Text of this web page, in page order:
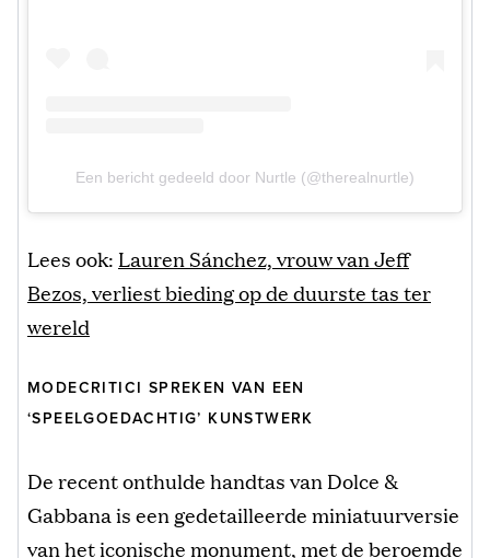
Een bericht gedeeld door Nurtle (@therealnurtle)
Lees ook: Lauren Sánchez, vrouw van Jeff
Bezos, verliest bieding op de duurste tas ter
wereld
MODECRITICI SPREKEN VAN EEN
‘SPEELGOEDACHTIG’ KUNSTWERK
De recent onthulde handtas van Dolce &
Gabbana is een gedetailleerde miniatuurversie
van het iconische monument, met de beroemde